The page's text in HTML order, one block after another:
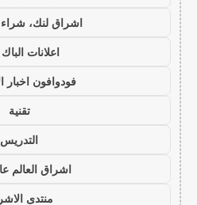
اشراق لنك، شراء
اعلانات
فودوافون اخبار
تقنية
التدريس
اشراق العالم
منتدى